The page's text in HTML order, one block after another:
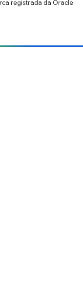
registrada da Oracle